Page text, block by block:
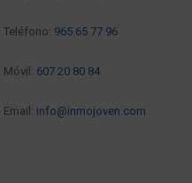
Teléfono: 965 65 77 96
Móvil: 607 20 80 84
Email: info@inmojoven.com